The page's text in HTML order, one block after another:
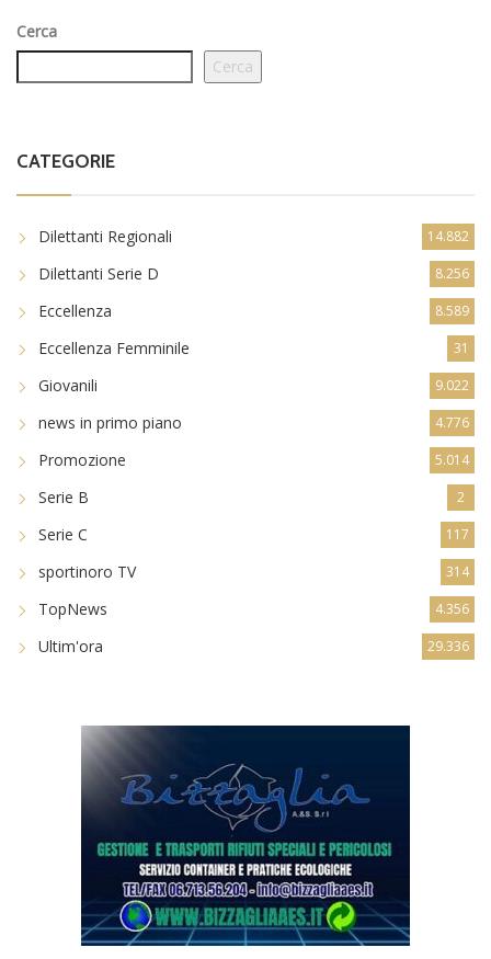
Cerca
Cerca
CATEGORIE
Dilettanti Regionali 14.882
Dilettanti Serie D 8.256
Eccellenza 8.589
Eccellenza Femminile 31
Giovanili 9.022
news in primo piano 4.776
Promozione 5.014
Serie B 2
Serie C 117
sportinoro TV 314
TopNews 4.356
Ultim'ora 29.336